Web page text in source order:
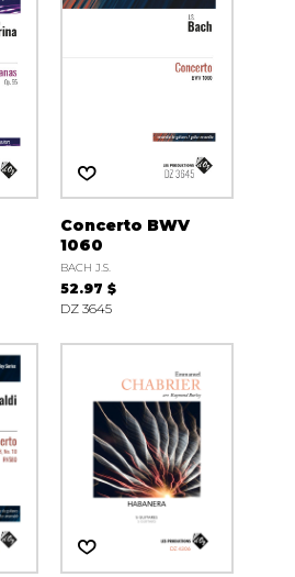
Concerto BWV
1060
BACH J.S.
52.97 $
DZ 3645